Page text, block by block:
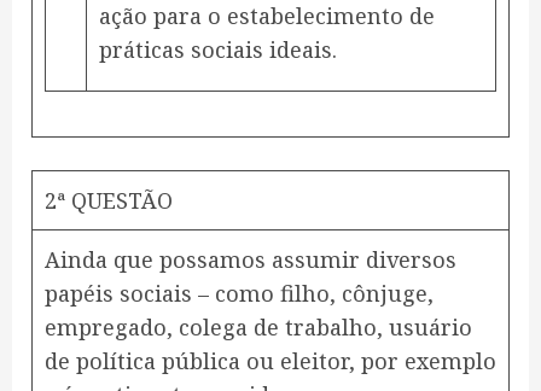
ação para o estabelecimento de
práticas sociais ideais.
2ª QUESTÃO
Ainda que possamos assumir diversos
papéis sociais – como filho, cônjuge,
empregado, colega de trabalho, usuário
de política pública ou eleitor, por exemplo